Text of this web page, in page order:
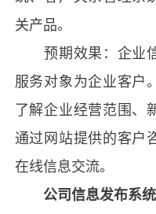
关产品。
预期效果：企业
服务对象为企业客户
了解企业经营范围、
通过网站提供的客户
在线信息交流。
公司信息发布系统